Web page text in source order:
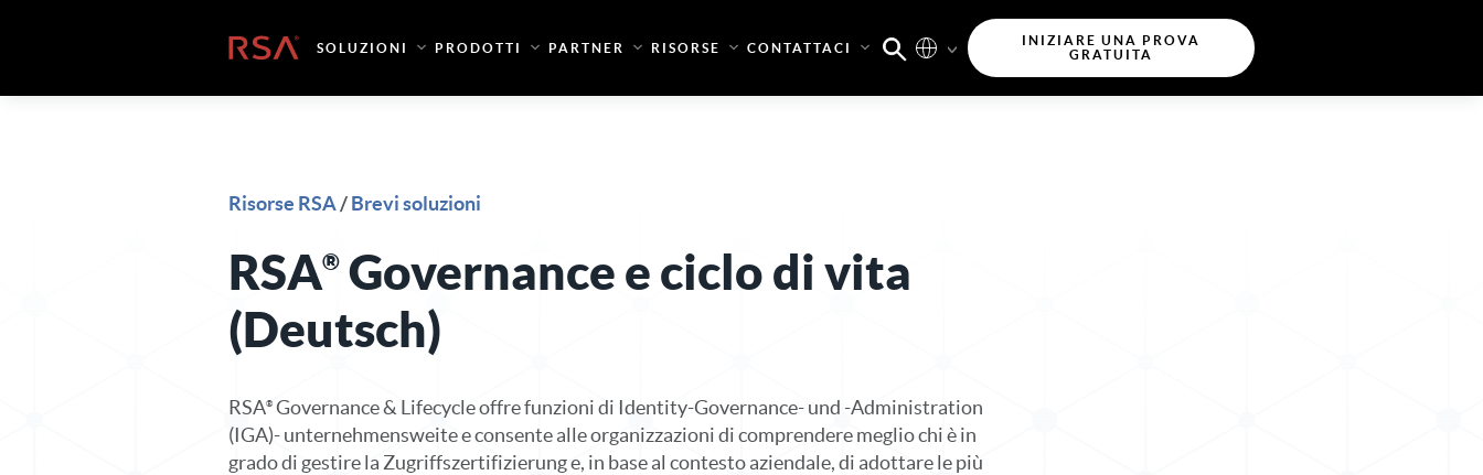
Casa SOLUZIONI PRODOTTI PARTNER RISORSE CONTATTACI
INIZIARE UNA PROVA
GRATUITA
Risorse RSA/Brevi soluzioni
RSA Governance e ciclo di vita
(Deutsch)
RSA Governance & Lifecycle offre funzioni di Identity-Governance- und -Administration
(IGA)- unternehmensweite e consente alle organizzazioni di comprendere meglio chi è in
grado di gestire la Zugriffszertifizierung e, in base al contesto aziendale, di adottare le più